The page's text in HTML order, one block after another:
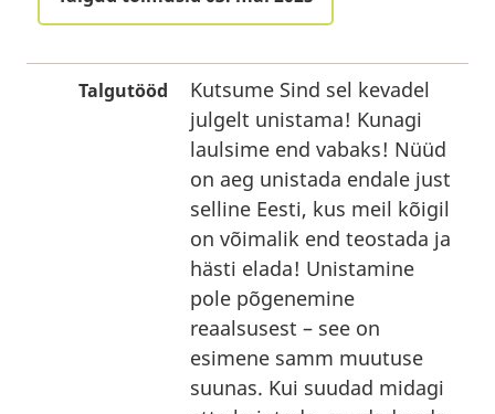
Talgutööd
Kutsume Sind sel kevadel
julgelt unistama! Kunagi
laulsime end vabaks! Nüüd
on aeg unistada endale just
selline Eesti, kus meil kõigil
on võimalik end teostada ja
hästi elada! Unistamine
pole põgenemine
reaalsusest – see on
esimene samm muutuse
suunas. Kui suudad midagi